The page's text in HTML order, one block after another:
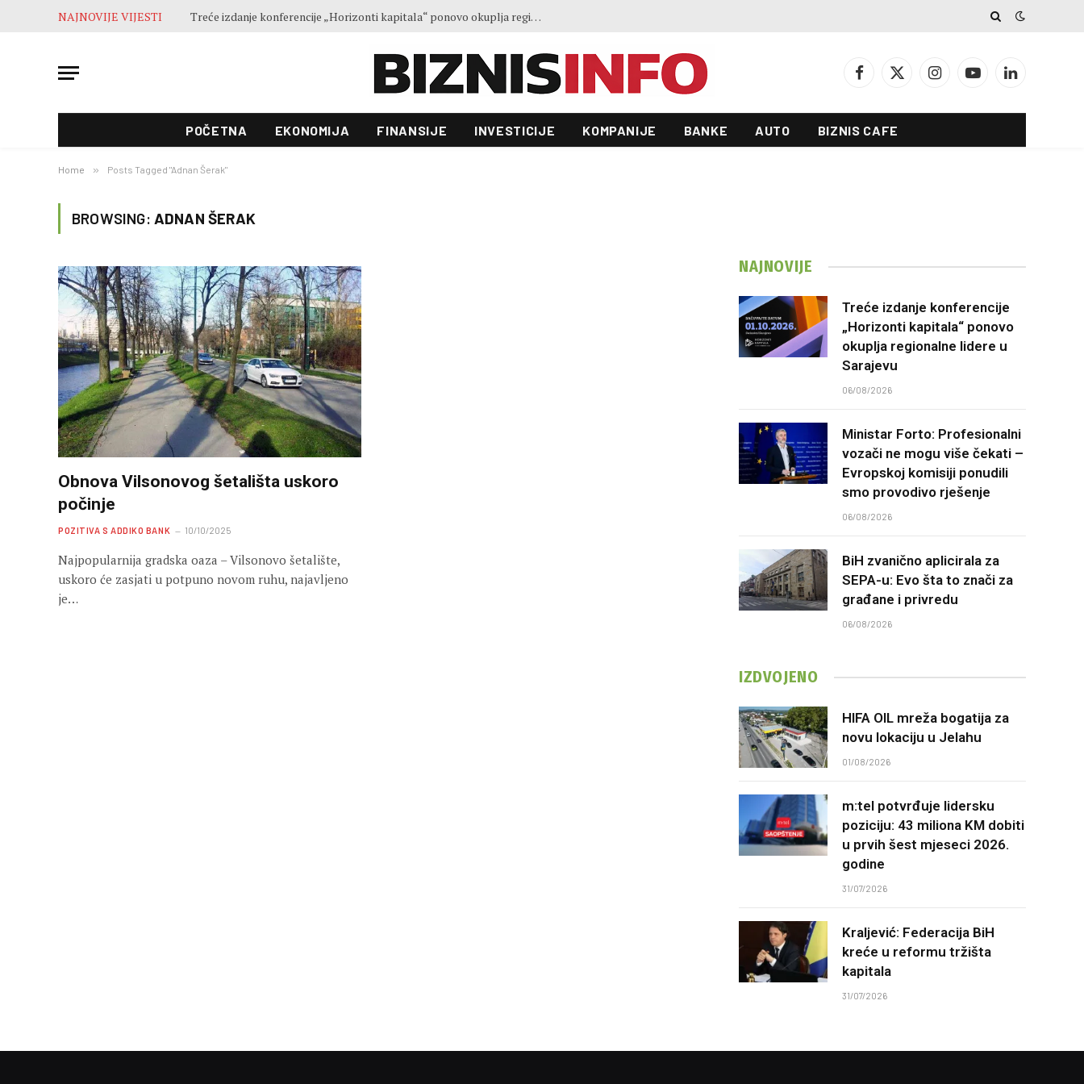
NAJNOVIJE VIJESTI Treće izdanje konferencije „Horizonti kapitala“ ponovo okuplja regionalne lidere u Sarajevu
Facebook
X
InstagramYouTubeLinkedIn
POČETNA EKONOMIJA FINANSIJE INVESTICIJE KOMPANIJE BANKE AUTO BIZNIS CAFE
Home » Posts Tagged "Adnan Šerak"
BROWSING: ADNAN ŠERAK
Obnova Vilsonovog šetališta uskoro
počinje
POZITIVA S ADDIKO BANK 10/10/2025
Najpopularnija gradska oaza – Vilsonovo šetalište,
uskoro će zasjati u potpuno novom ruhu, najavljeno
je…
NAJNOVIJE
Treće izdanje konferencije
„Horizonti kapitala“ ponovo
okuplja regionalne lidere u
Sarajevu
06/08/2026
Ministar Forto: Profesionalni
vozači ne mogu više čekati –
Evropskoj komisiji ponudili
smo provodivo rješenje
06/08/2026
BiH zvanično aplicirala za
SEPA-u: Evo šta to znači za
građane i privredu
06/08/2026
IZDVOJENO
HIFA OIL mreža bogatija za
novu lokaciju u Jelahu
01/08/2026
m:tel potvrđuje lidersku
poziciju: 43 miliona KM dobiti
u prvih šest mjeseci 2026.
godine
31/07/2026
Kraljević: Federacija BiH
kreće u reformu tržišta
kapitala
31/07/2026